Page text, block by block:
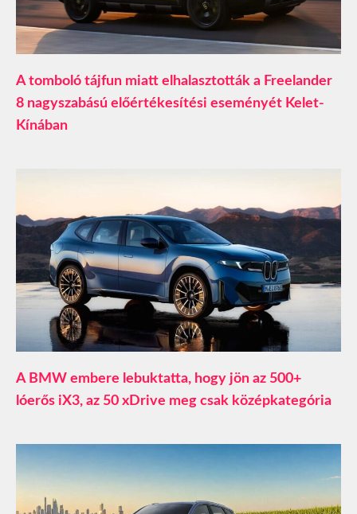
A tomboló tájfun miatt elhalasztották a Freelander
8 nagyszabású előértékesítési eseményét Kelet-
Kínában
A BMW embere lebuktatta, hogy jön az 500+
lóerős iX3, az 50 xDrive meg csak középkategória